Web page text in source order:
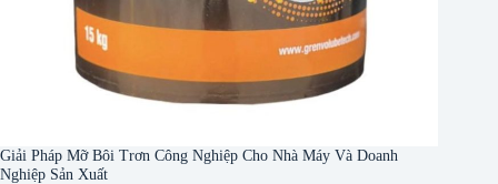
Giải Pháp Mỡ Bôi Trơn Công Nghiệp Cho Nhà Máy Và Doanh
Nghiệp Sản Xuất